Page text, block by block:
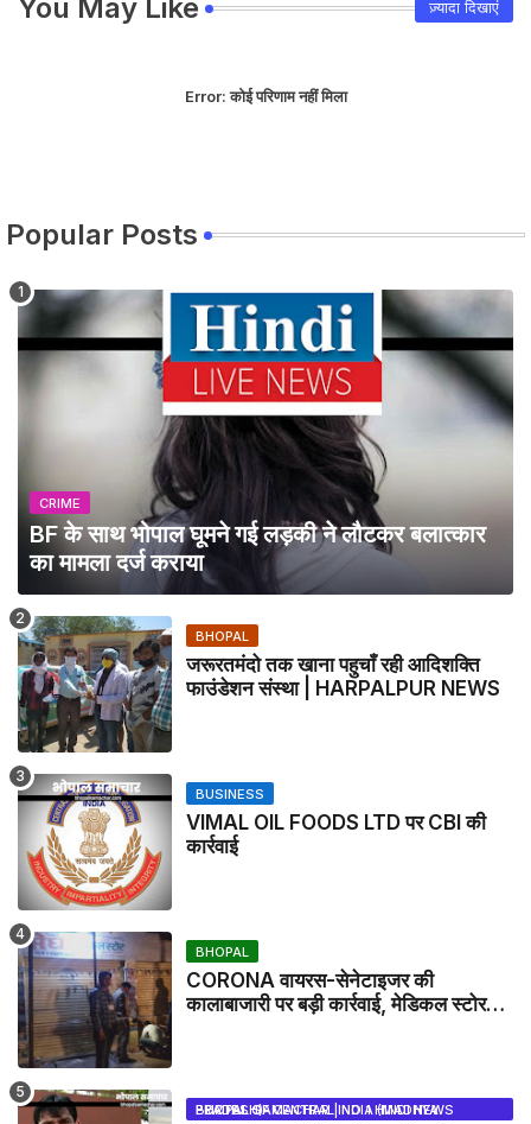
You May Like ज़्यादा दिखाएं
Error:कोई परिणाम नहीं मिला
Popular Posts
CRIME
BF के साथ भोपाल घूमने गई लड़की ने लौटकर बलात्कार
का मामला दर्ज कराया
BHOPAL
जरूरतमंदो तक खाना पहुचाँ रही आदिशक्ति
फाउंडेशन संस्था | HARPALPUR NEWS
BUSINESS
VIMAL OIL FOODS LTD पर CBI की
कार्रवाई
BHOPAL
CORONA वायरस-सेनेटाइजर की
कालाबाजारी पर बड़ी कार्रवाई, मेडिकल स्टोर
BHOPAL SAMACHAR | NO 1 HINDI NEWS PORTAL OF CENTRAL INDIA (MADHYA PRADESH)